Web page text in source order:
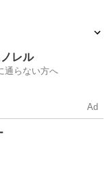
レル
通らない方へ
Ad